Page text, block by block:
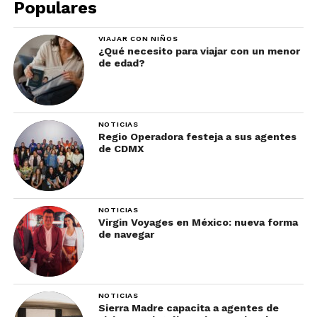
alta en la que está el campanario, poco apta para
quienes padecen vértigo.
Admirarse con el Palacio
Dioclesiano
El Palacio de Diocleciano es Patrimonio de la
Populares
VIAJAR CON NIÑOS
¿Qué necesito para viajar con un menor
de edad?
NOTICIAS
Regio Operadora festeja a sus agentes
de CDMX
NOTICIAS
Virgin Voyages en México: nueva forma
de navegar
NOTICIAS
Sierra Madre capacita a agentes de